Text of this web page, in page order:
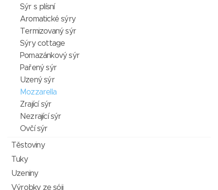
Sýr s plísní
Aromatické sýry
Termizovaný sýr
Sýry cottage
Pomazánkový sýr
Pařený sýr
Uzený sýr
Mozzarella
Zrající sýr
Nezrající sýr
Ovčí sýr
Těstoviny
Tuky
Uzeniny
Výrobky ze sóji